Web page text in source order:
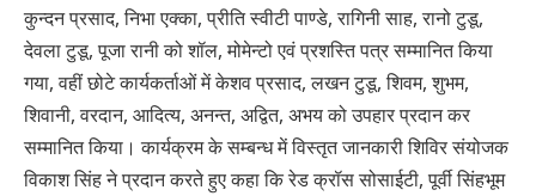
कुन्दन प्रसाद, निभा एक्का, प्रीति स्वीटी पाण्डे, रागिनी साह, रानो टुडू,
देवला टुडू, पूजा रानी को शॉल, मोमेन्टो एवं प्रशस्ति पत्र सम्मानित किया
गया, वहीं छोटे कार्यकर्ताओं में केशव प्रसाद, लखन टुडू, शिवम, शुभम,
शिवानी, वरदान, आदित्य, अनन्त, अ‌द्वित, अभय को उपहार प्रदान कर
सम्मानित किया। कार्यक्रम के सम्बन्ध में विस्तृत जानकारी शिविर संयोजक
विकाश सिंह ने प्रदान करते हुए कहा कि रेड क्रॉस सोसाईटी, पूर्वी सिंहभूम